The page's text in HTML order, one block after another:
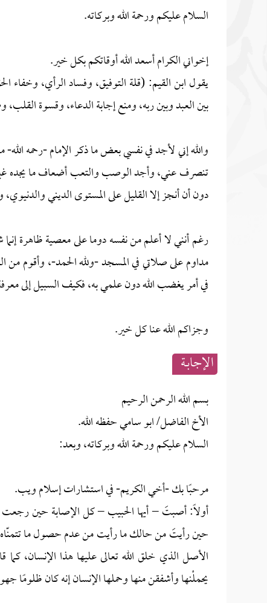
السلام عليكم ورحمة الله وبركاته.
إخواني الكرام أسعد الله أوقاتكم بكل خير.
يقول ابن القيم: (قلة التوفيق، وفساد الرأي،
بين العبد وبين ربه، ومنع إجابة الدعاء، وقسوة
والله إني لأجد في نفسي بعض ما ذكر الإمام -رحمه
تنصرف عني، وأجد الوصب والتعب أضعاف ما يجده
دون أن أنجز إلا القليل على المستوى الديني
رغم أنني لا أعلم من نفسه دوما على معصية ظاهرة
مداوم على صلاتي في المسجد -ولله الحمد-، وأقوم
في أمر يغضب الله دون علمي به، فكيف السبيل إلى
وجزاكم الله عنا كل خير.
الإجابــة
بسم الله الرحمن الرحيم
الأخ الفاضل/ ابو سامي حفظه الله.
السلام عليكم ورحمة الله وبركاته، وبعد:
مرحبًا بك -أخي الكريم- في استشارات إسلام ويب.
أولاً: أصبتَ – أيها الحبيب – كل الإصابة حين رجعت
حين رأيتَ من حالك ما رأيت من عدم حصول ما تتمنّاه،
الأصل الذي خلق الله تعالى عليها هذا الإنسان،
يحملْنها وأشفقن منها وحملها الإنسان إنه كان ظلومًا